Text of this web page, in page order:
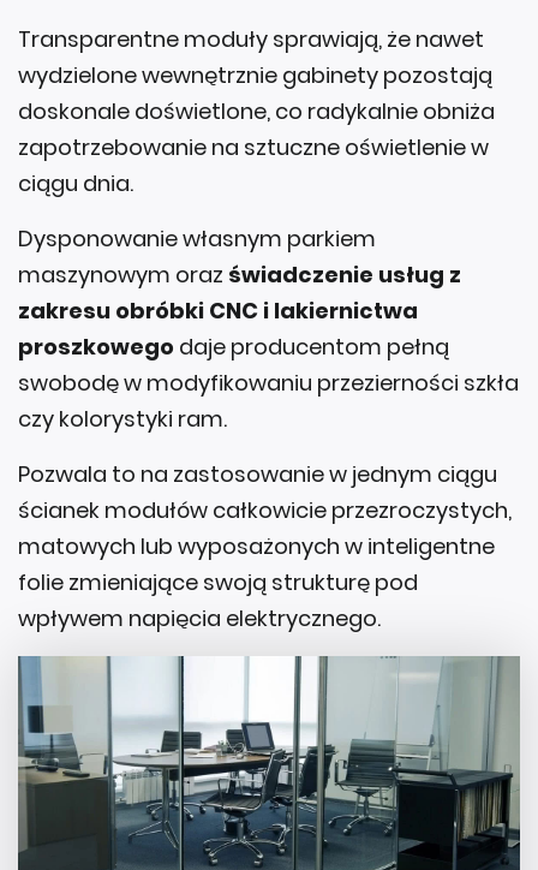
Transparentne moduły sprawiają, że nawet
wydzielone wewnętrznie gabinety pozostają
doskonale doświetlone, co radykalnie obniża
zapotrzebowanie na sztuczne oświetlenie w
ciągu dnia.
Dysponowanie własnym parkiem
maszynowym oraz świadczenie usług z
zakresu obróbki CNC i lakiernictwa
proszkowego daje producentom pełną
swobodę w modyfikowaniu przezierności szkła
czy kolorystyki ram.
Pozwala to na zastosowanie w jednym ciągu
ścianek modułów całkowicie przezroczystych,
matowych lub wyposażonych w inteligentne
folie zmieniające swoją strukturę pod
wpływem napięcia elektrycznego.